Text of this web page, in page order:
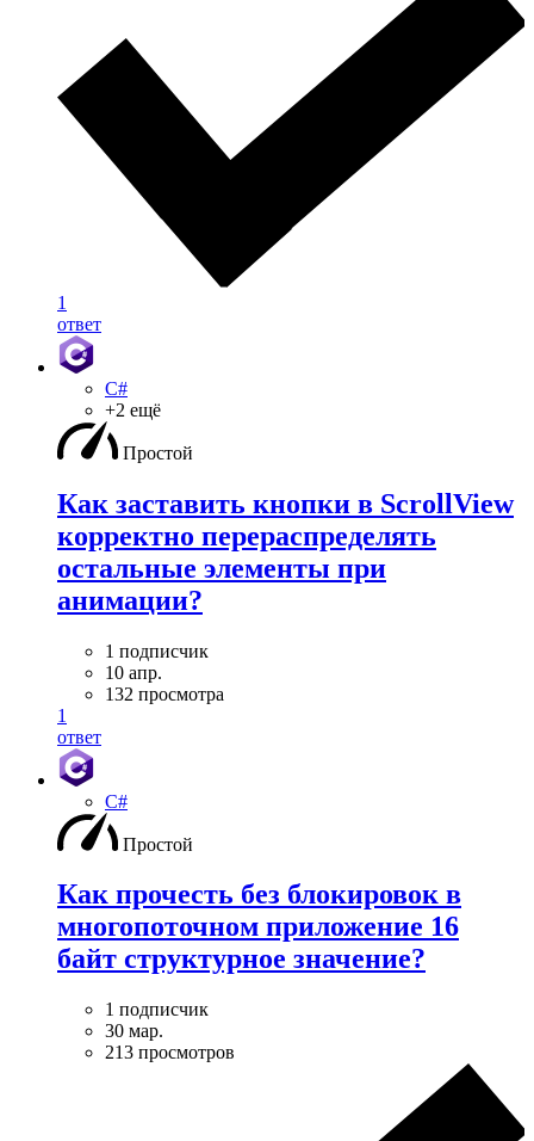
1
ответ
C#
+2 ещё
Простой
Как заставить кнопки в ScrollView
корректно перераспределять
остальные элементы при
анимации?
1 подписчик
10 апр.
132 просмотра
1
ответ
C#
Простой
Как прочесть без блокировок в
многопоточном приложение 16
байт структурное значение?
1 подписчик
30 мар.
213 просмотров